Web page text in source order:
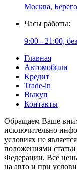
Москва,
Часы работы:
9:00 - 21:00,
Главная
Автомобили
Кредит
Trade-in
Выкуп
Контакты
Обращаем Ваше
исключительно
условиях не
положениями статьи
Федерации. Все
на авто и при